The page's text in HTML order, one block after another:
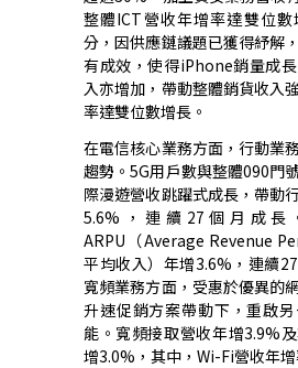
整體ICT營收年增率達雙位
分，因供應鏈議題已獲得紓解
有成效，使得iPhone銷量成
入亦增加，帶動整體銷貨收入
率達雙位數增長。
在電信核心業務方面，行動業
趨勢。5G用戶數與整體090門
際漫遊營收跳躍式成長，帶動
5.6% ，連續 27 個月成長
ARPU （Average Revenue
平均收入）年增3.6% ，連續27
寬頻業務方面，受惠於優異的
升速促銷方案帶動下，重啟
能。寬頻接取營收年增3.9%
增3.0% ，其中， Wi-Fi營收年